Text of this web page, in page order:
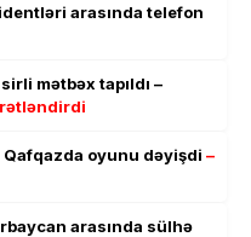
arasında telefon
mətbəx tapıldı –
oyunu dəyişdi –
arasında sülhə